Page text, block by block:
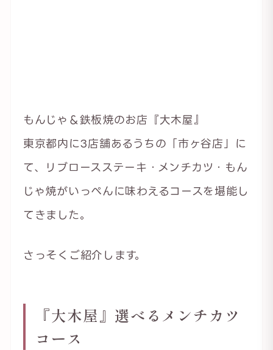
もんじゃ＆鉄板焼のお店『大木屋』
東京都内に3店舗あるうちの「市ヶ谷店」に
て、リブロースステーキ・メンチカツ・もん
じゃ焼がいっぺんに味わえるコースを堪能し
てきました。
さっそくご紹介します。
『大木屋』選べるメンチカツ
コース